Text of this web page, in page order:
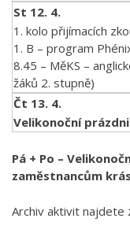
St 12. 4.
1. kolo přijímacích
1. B – program
8.45 – MěKS –
žáků 2. stupně)
Čt 13. 4.
Velikonoční
Pá + Po –
zaměstnancům
Archiv aktivit najdete